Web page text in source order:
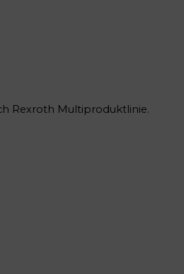
Rexroth Multiproduktlinie.